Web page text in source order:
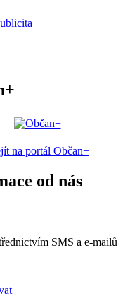
na portál Občan+
od nás
SMS a e-mailů